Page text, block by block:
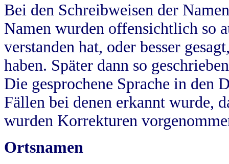
Bei den Schreibweisen der
Namen wurden offensichtlich so
verstanden hat, oder besser
haben. Später dann so
Die gesprochene Sprache in
Fällen bei denen erkannt wurde,
wurden Korrekturen
Ortsnamen